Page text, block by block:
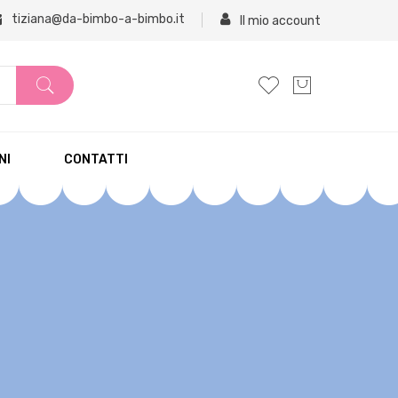
tiziana@da-bimbo-a-bimbo.it Il mio account
CONTATTI